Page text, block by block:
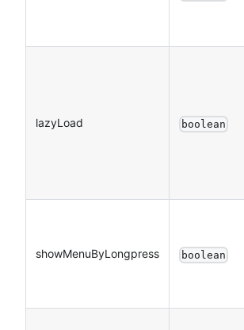
lazyLoad boolean
showMenuByLongpress boolean